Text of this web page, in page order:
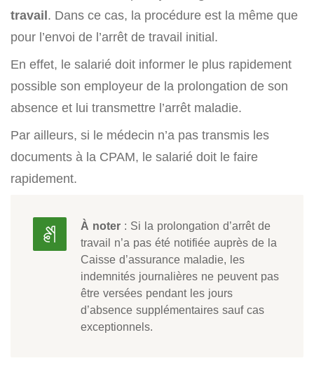
travail. Dans ce cas, la procédure est la même que
pour l’envoi de l’arrêt de travail initial.
En effet, le salarié doit informer le plus rapidement
possible son employeur de la prolongation de son
absence et lui transmettre l’arrêt maladie.
Par ailleurs, si le médecin n’a pas transmis les
documents à la CPAM, le salarié doit le faire
rapidement.
À noter : Si la prolongation d’arrêt de
travail n’a pas été notifiée auprès de la
Caisse d’assurance maladie, les
indemnités journalières ne peuvent pas
être versées pendant les jours
d’absence supplémentaires sauf cas
exceptionnels.